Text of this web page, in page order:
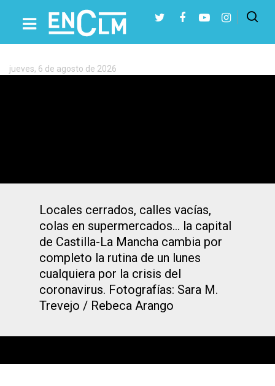
Etiqueta:
Estado
de
Presiona Intro para buscar o ESC para cerrar
jueves, 6 de agosto de 2026
Locales cerrados, calles vacías,
colas en supermercados... la capital
de Castilla-La Mancha cambia por
completo la rutina de un lunes
cualquiera por la crisis del
coronavirus. Fotografías: Sara M.
Trevejo / Rebeca Arango